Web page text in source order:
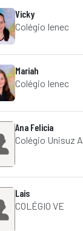
Vicky
Colégio Ienec
Mariah
Colégio Ienec
Ana Felicia
Colégio Unisuz A
Lais
COLÉGIO VE